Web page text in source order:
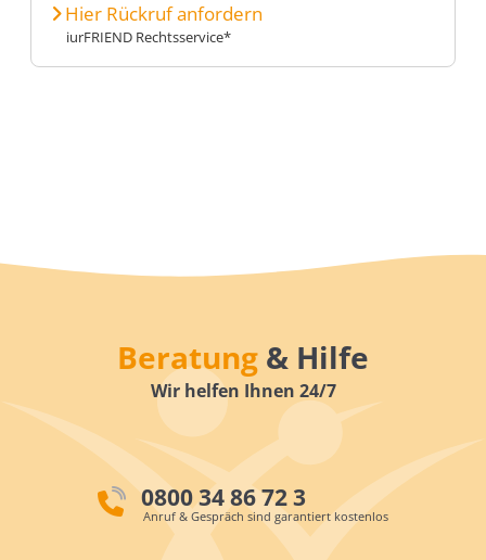
Hier Rückruf anfordern
iurFRIEND Rechtsservice*
Beratung & Hilfe
Wir helfen Ihnen 24/7
0800 34 86 72 3
Anruf & Gespräch sind garantiert kostenlos